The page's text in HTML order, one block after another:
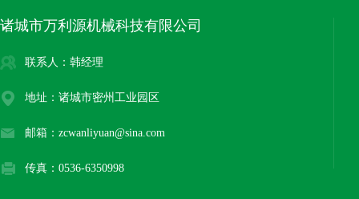
诸城市万利源机械科技有限公司
联系人：韩经理
地址：诸城市密州工业园区
邮箱：zcwanliyuan@sina.com
传真：0536-6350998